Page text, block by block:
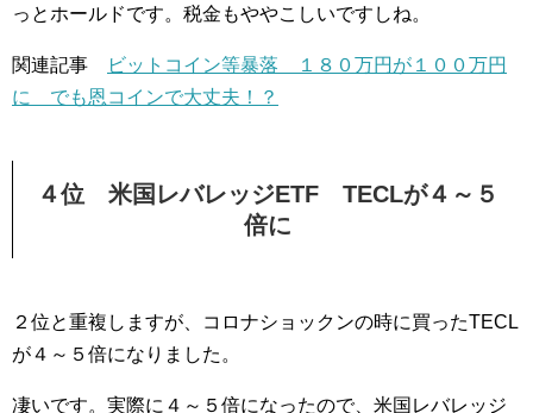
っとホールドです。税金もややこしいですしね。
関連記事
ビットコイン等暴落 １８０万円が１００万円
に でも恩コインで大丈夫！？
４位 米国レバレッジETF TECLが４～５
倍に
２位と重複しますが、コロナショックンの時に買ったTECL
が４～５倍になりました。
凄いです。実際に４～５倍になったので、米国レバレッジ